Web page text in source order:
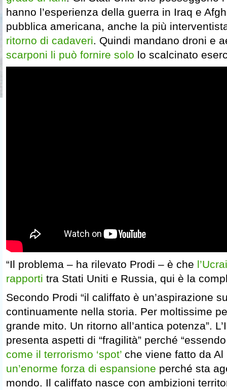
hanno l’esperienza della guerra in Iraq e
pubblica americana, anche la più
ritorno di cadaveri. Quindi mandano droni e
scarponi li può fornire solo lo scalcinato
“Il problema – ha rilevato Prodi – è che
rapporti tra Stati Uniti e Russia, qui è la
Secondo Prodi “il califfato è un’aspirazione
continuamente nella storia. Per moltissime
grande mito. Un ritorno all’antica potenza”.
presenta aspetti di “fragilità” perché
come il terrorismo ‘spot’ che viene fatto da Al
un’enorme forza di espansione perché sta
mondo. Il califfato nasce con ambizioni